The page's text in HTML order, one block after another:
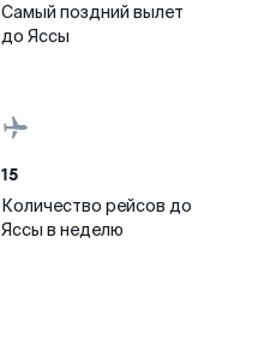
Самый поздний вылет
до Яссы
15
Количество рейсов до
Яссы в неделю